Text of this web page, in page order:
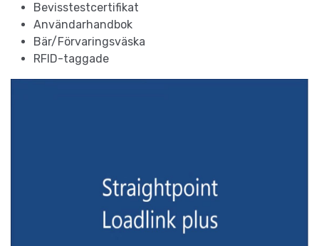
Bevisstestcertifikat
Användarhandbok
Bär/Förvaringsväska
RFID-taggade